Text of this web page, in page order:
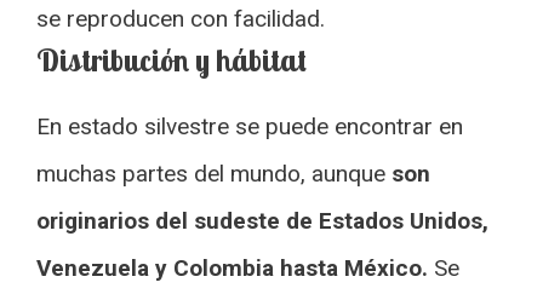
se reproducen con facilidad.
Distribución y hábitat
En estado silvestre se puede encontrar en
muchas partes del mundo, aunque son
originarios del sudeste de Estados Unidos,
Venezuela y Colombia hasta México. Se